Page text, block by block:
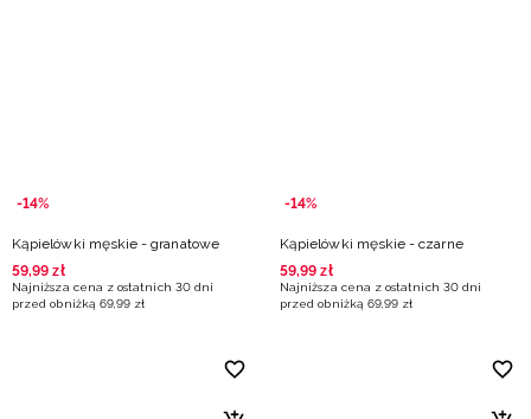
-14%
Kąpielówki męskie - granatowe
59,99 zł
Najniższa cena z ostatnich 30 dni
przed obniżką 69,99 zł
-14%
Kąpielówki męskie - czarne
59,99 zł
Najniższa cena z ostatnich 30 dni
przed obniżką 69,99 zł